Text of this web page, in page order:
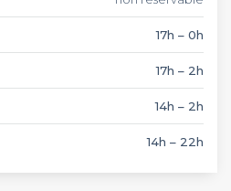
17h – 0h
17h – 2h
14h – 2h
14h – 22h